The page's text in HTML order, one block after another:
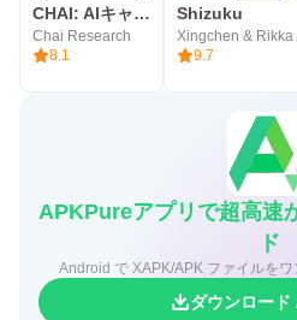
CHAI: AIキャラ・あなたの推しとロールプレイチャット
Chai Research
8.1
Shizuku
Xingchen & Rikka
9.7
APKPureアプリで超高速
ド
Android で XAPK/APK ファイルをワ
ダウンロー